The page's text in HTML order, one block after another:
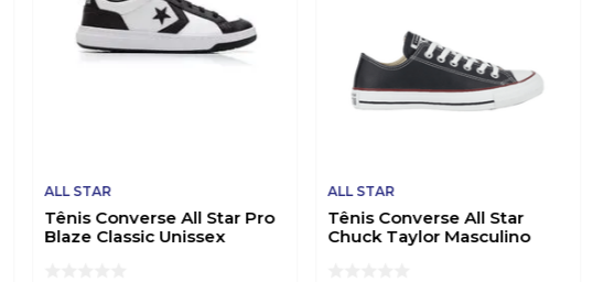
ALL STAR
Tênis Converse All Star Pro
Blaze Classic Unissex
ALL STAR
Tênis Converse All Star
Chuck Taylor Masculino